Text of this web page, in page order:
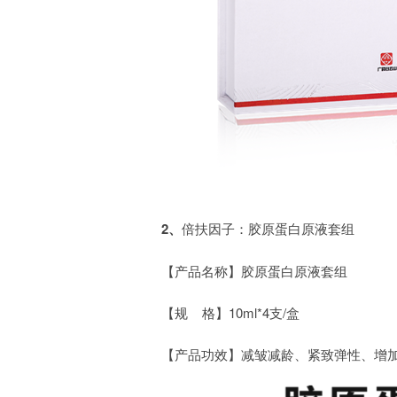
2、 倍扶因子：胶原蛋白原液套组
【产品名称】胶原蛋白原液套组
【规 格】10ml*4支/盒
【产品功效】减皱减龄、紧致弹性、增